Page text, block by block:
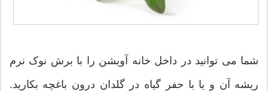
شما می توانید در داخل خانه آویشن را با برش نوک نرم
ریشه آن و یا با حفر گیاه در گلدان درون باغچه بکارید.